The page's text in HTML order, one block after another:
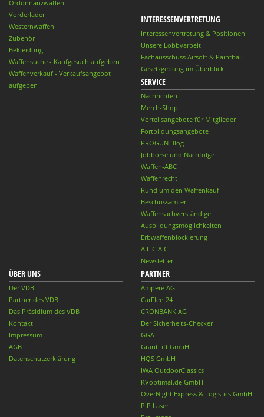
Ordonnanzwaffen
Vorderlader
Westernwaffen
Zubehör
Bekleidung
Waffensuche - Kaufgesuch aufgeben
Waffenverkauf - Verkaufsangebot
aufgeben
INTERESSENVERTRETUNG
Interessenvertretung & Positionen
Unsere Lobbyarbeit
Fachausschuss Airsoft & Paintball
Gesetzgebung im Überblick
SERVICE
Nachrichten
Merch-Shop
Vorteilsangebote für Mitglieder
Fortbildungsangebote
PROGUN Blog
Jobbörse und Nachfolge
Waffen-ABC
Waffenrecht
Rund um den Waffenkauf
Beschussämter
Waffensachverständige
Ausbildungsmöglichkeiten
Erbwaffenblockierung
A.E.C.A.C.
Newsletter
ÜBER UNS
Der VDB
Partner des VDB
Das Präsidium des VDB
Kontakt
Impressum
AGB
Datenschutzerklärung
PARTNER
Ampere AG
CarFleet24
CRONBANK AG
Der Sicherheits-Checker
GGA
GrantLift GmbH
HQS GmbH
IWA OutdoorClassics
KVoptimal.de GmbH
OverNight Express & Logistics GmbH
PiP Laser